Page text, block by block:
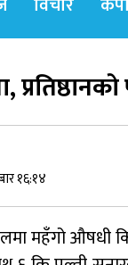
लैजाँदै गरिएको
नियन्त्रणमा
जना घाइते
मन्त्रीहरूले दिए
१६:१४
महँगो औषधी